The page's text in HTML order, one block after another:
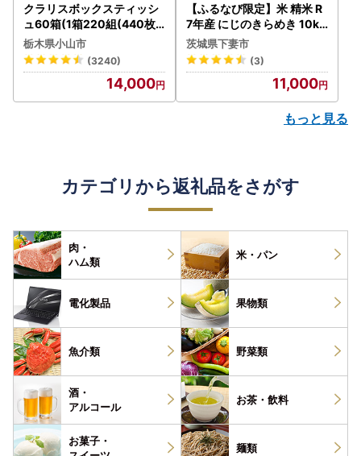
クラリスボックスティッシ
ュ60箱(1箱220組(440枚))
(5個入り×12セット)【配送
不可地域：離島・沖縄県】
【1256759】
栃木県小山市
(3240)
14,000
【ふるなび限定】米 精米 R
7年産 にじのきらめき 10kg
10月 FN-Limited-PR
茨城県下妻市
(3)
11,000
もっと見る
カテゴリから返礼品をさがす
肉・
ハム類
米・パン
電化製品 果物類
魚介類 野菜類
酒・
アルコール
お茶・ 飲料
お菓子・
麺類